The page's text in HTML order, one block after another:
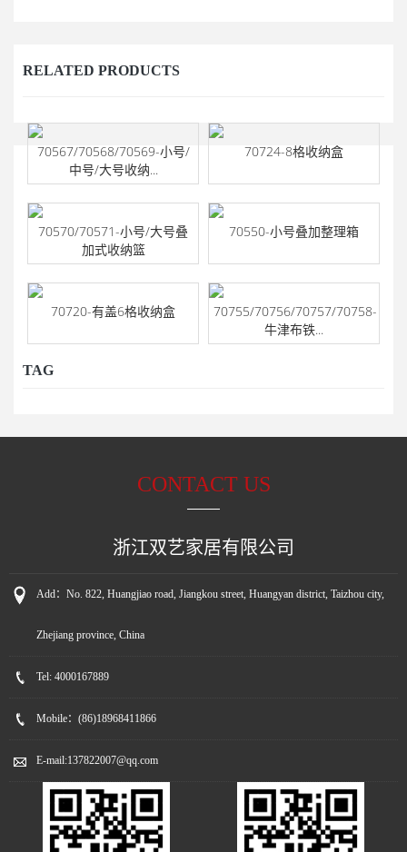
RELATED PRODUCTS
70567/70568/70569-小号/
中号/大号收纳...
70724-8格收纳盒
70570/70571-小号/大号叠
加式收纳篮
70550-小号叠加整理箱
70720-有盖6格收纳盒
70755/70756/70757/70758-
牛津布铁...
TAG
CONTACT US
浙江双艺家居有限公司
Add： No. 822, Huangjiao road, Jiangkou street, Huangyan district, Taizhou city,
Zhejiang province, China
Tel: 4000167889
Mobile： (86)18968411866
E-mail:137822007@qq.com